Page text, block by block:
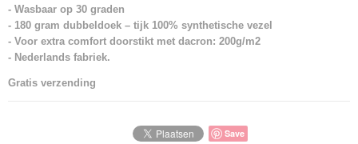
- Wasbaar op 30 graden
- 180 gram dubbeldoek – tijk 100% synthetische vezel
- Voor extra comfort doorstikt met dacron: 200g/m2
- Nederlands fabriek.
Gratis verzending
Save